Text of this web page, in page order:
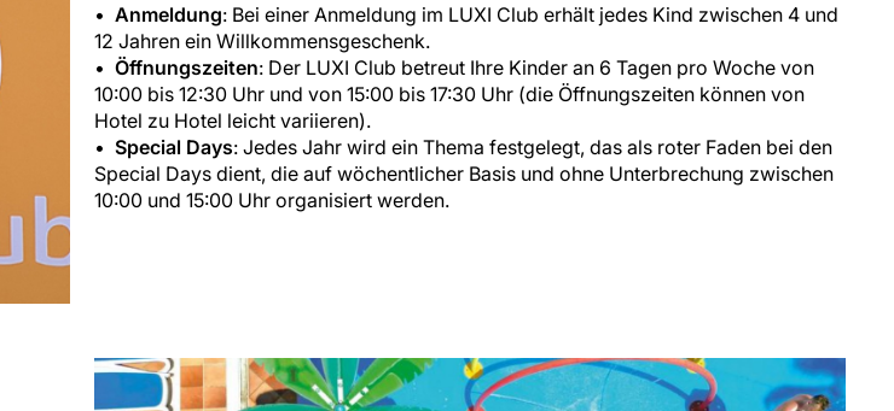
Anmeldung: Bei einer Anmeldung im LUXI Club erhält jedes Kind zwischen 4 und
12 Jahren ein Willkommensgeschenk.
Öffnungszeiten: Der LUXI Club betreut Ihre Kinder an 6 Tagen pro Woche von
10:00 bis 12:30 Uhr und von 15:00 bis 17:30 Uhr (die Öffnungszeiten können von
Hotel zu Hotel leicht variieren).
Special Days: Jedes Jahr wird ein Thema festgelegt, das als roter Faden bei den
Special Days dient, die auf wöchentlicher Basis und ohne Unterbrechung zwischen
10:00 und 15:00 Uhr organisiert werden.